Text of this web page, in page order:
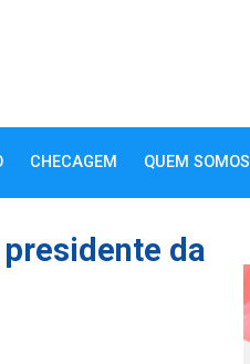
CHECAGEM QUEM SOMOS
da